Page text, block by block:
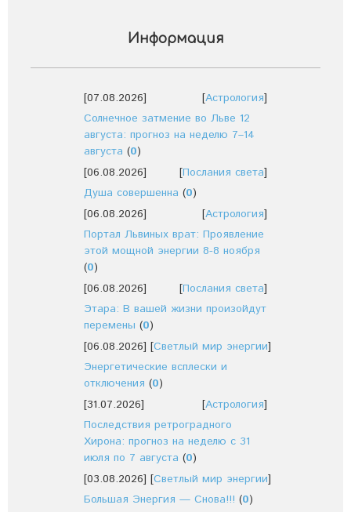
Информация
[07.08.2026] [Астрология]
Солнечное затмение во Льве 12
августа: прогноз на неделю 7–14
августа (0)
[06.08.2026]
[Послания света]
Душа совершенна (0)
[06.08.2026]
[Астрология]
Портал Львиных врат: Проявление
этой мощной энергии 8-8 ноября
(0)
[06.08.2026]
[Послания света]
Этара: В вашей жизни произойдут
перемены (0)
[06.08.2026] [Светлый мир энергии]
Энергетические всплески и
отключения (0)
[31.07.2026]
[Астрология]
Последствия ретроградного
Хирона: прогноз на неделю с 31
июля по 7 августа (0)
[03.08.2026] [Светлый мир энергии]
Большая Энергия — Снова!!! (0)